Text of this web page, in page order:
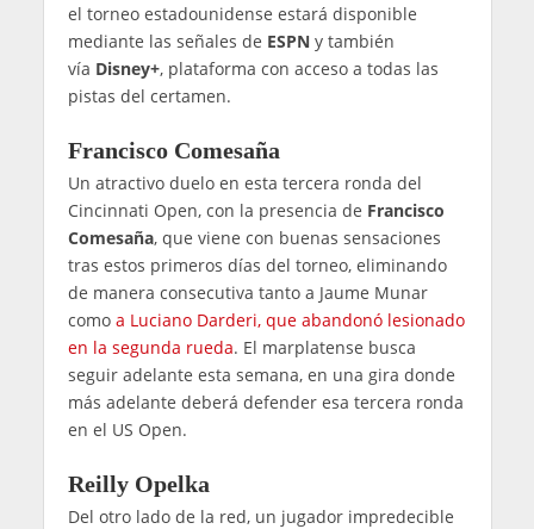
el torneo estadounidense estará disponible
mediante las señales de ESPNy también
vía Disney+, plataforma con acceso a todas las
pistas del certamen.
Francisco Comesaña
Un atractivo duelo en esta tercera ronda del
Cincinnati Open, con la presencia de Francisco
Comesaña, que viene con buenas sensaciones
tras estos primeros días del torneo, eliminando
de manera consecutiva tanto a Jaume Munar
como a Luciano Darderi, que abandonó lesionado
en la segunda rueda. El marplatense busca
seguir adelante esta semana, en una gira donde
más adelante deberá defender esa tercera ronda
en el US Open.
Reilly Opelka
Del otro lado de la red, un jugador impredecible